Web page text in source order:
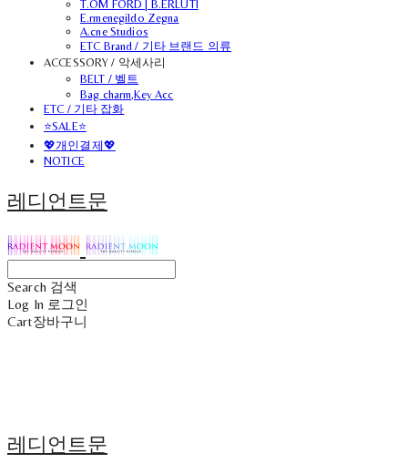
T.OM FORD | B.ERLUTI
E.rmenegildo Zegna
A.cne Studios
ETC Brand / 기타 브랜드 의류
ACCESSORY / 악세사리
BELT / 벨트
Bag charm,Key Acc
ETC / 기타 잡화
⭐SALE⭐
💖개인결제💖
NOTICE
레디언트문
Search 검색
Log In 로그인
Cart장바구니
레디언트문